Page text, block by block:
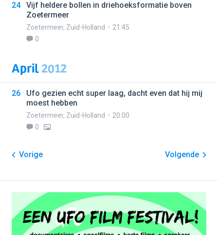
24
Vijf heldere bollen in driehoeksformatie boven
Zoetermeer
Zoetermeer, Zuid-Holland
21:45
0
April2012
26
Ufo gezien echt super laag, dacht even dat hij mij
moest hebben
Zoetermeer, Zuid-Holland
20:00
0
Vorige Volgende